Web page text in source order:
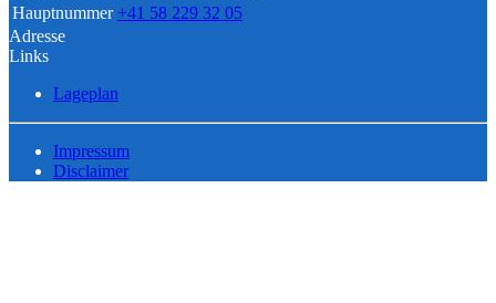
Hauptnummer +41 58 229 32 05
Adresse
Links
Lageplan
Impressum
Disclaimer